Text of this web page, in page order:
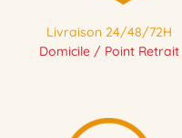
Livraison 24/48/72H
Domicile / Point Retrait